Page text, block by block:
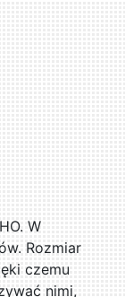
W
Rozmiar
czemu
nimi,